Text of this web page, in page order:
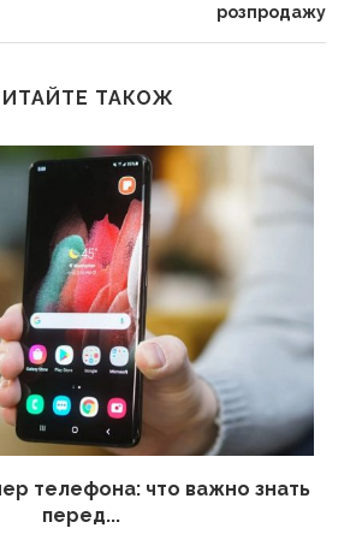
розпродажу
ТАКОЖ
телефона: что важно знать
перед...